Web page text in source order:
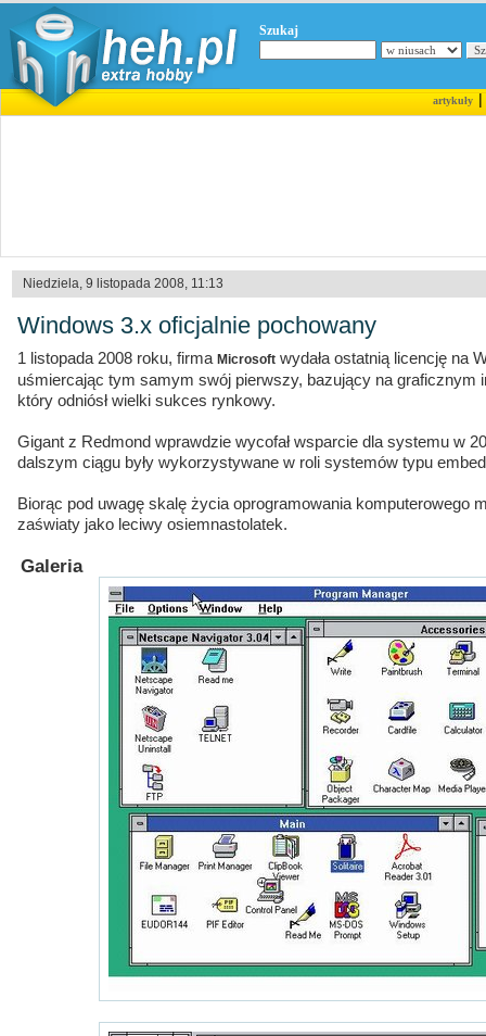
Szukaj
artykuły|
Niedziela, 9 listopada 2008, 11:13
Windows 3.x oficjalnie pochowany
1 listopada 2008 roku, firma Microsoft wydała ostatnią licencję na
uśmiercając tym samym swój pierwszy, bazujący na graficznym
który odniósł wielki sukces rynkowy.
Gigant z Redmond wprawdzie wycofał wsparcie dla systemu w
dalszym ciągu były wykorzystywane w roli systemów typu
Biorąc pod uwagę skalę życia oprogramowania komputerowego
zaświaty jako leciwy osiemnastolatek.
Galeria